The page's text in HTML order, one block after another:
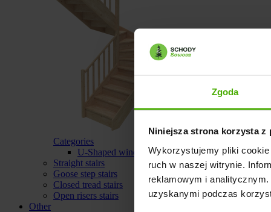
Zgoda
Niniejsza strona korzysta z
Wykorzystujemy pliki
ruch w naszej witrynie.
reklamowym i
uzyskanymi podczas
Categories
U-Shaped winder stairs
Straight stairs
Goose step stairs
Closed tread stairs
Open risers stairs
Other